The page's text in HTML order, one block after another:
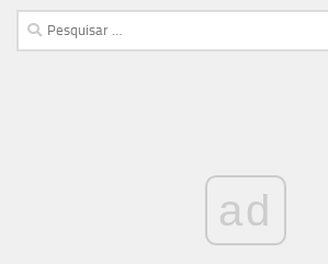
Pesquisar
por:
ad